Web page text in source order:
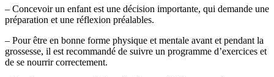
– Concevoir un enfant est une décision importante, qui demande une
préparation et une réflexion préalables.
– Pour être en bonne forme physique et mentale avant et pendant la
grossesse, il est recommandé de suivre un programme d’exercices et
de se nourrir correctement.